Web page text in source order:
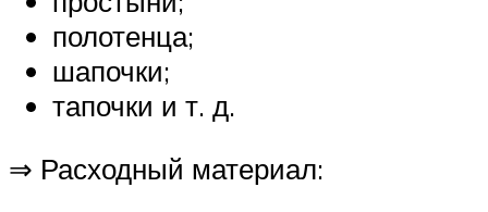
полотенца;
шапочки;
тапочки и т. д.
⇒ Расходный материал: